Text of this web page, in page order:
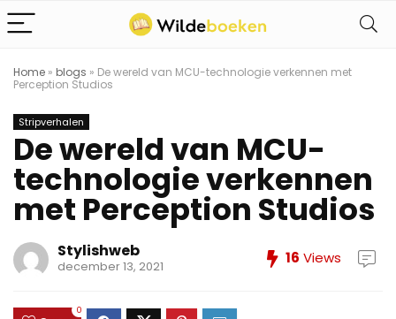
Home » blogs » De wereld van MCU-technologie verkennen met
Perception Studios
Stripverhalen
De wereld van MCU-
technologie verkennen
met Perception Studios
Stylishweb
december 13, 2021 16 Views
0